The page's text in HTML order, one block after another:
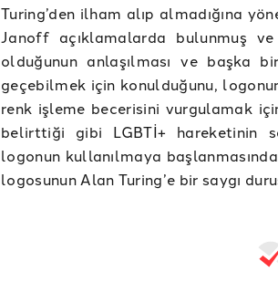
Turing’den ilham alıp almadığına
Janoff açıklamalarda bulunmuş ve
olduğunun anlaşılması ve başka
geçebilmek için konulduğunu,
renk işleme becerisini vurgulamak
belirttiği gibi LGBTİ+ hareketinin
logonun kullanılmaya
logosunun Alan Turing’e bir saygı